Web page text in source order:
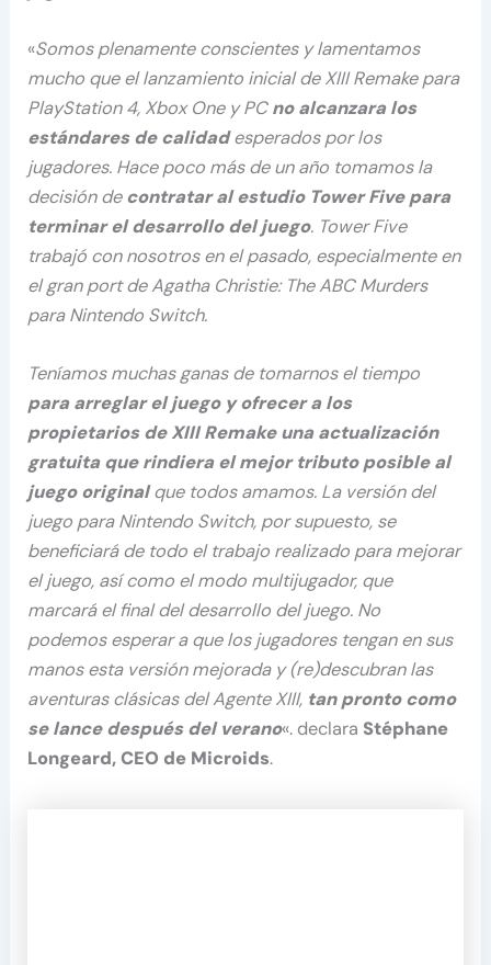
«Somos plenamente conscientes y lamentamos
mucho que el lanzamiento inicial de XIII Remake para
PlayStation 4, Xbox One y PCno alcanzara los
estándares de calidadesperados por los
jugadores. Hace poco más de un año tomamos la
decisión decontratar al estudio Tower Five para
terminar el desarrollo del juego. Tower Five
trabajó con nosotros en el pasado, especialmente en
el gran port de Agatha Christie: The ABC Murders
para Nintendo Switch.
Teníamos muchas ganas de tomarnos el tiempo
para arreglar el juego y ofrecer a los
propietarios de XIII Remake una actualización
gratuita que rindiera el mejor tributo posible al
juego originalque todos amamos. La versión del
juego para Nintendo Switch, por supuesto, se
beneficiará de todo el trabajo realizado para mejorar
el juego, así como el modo multijugador, que
marcará el final del desarrollo del juego. No
podemos esperar a que los jugadores tengan en sus
manos esta versión mejorada y (re)descubran las
aventuras clásicas del Agente XIII, tan pronto como
se lance después del verano«. declara Stéphane
Longeard, CEO de Microids.